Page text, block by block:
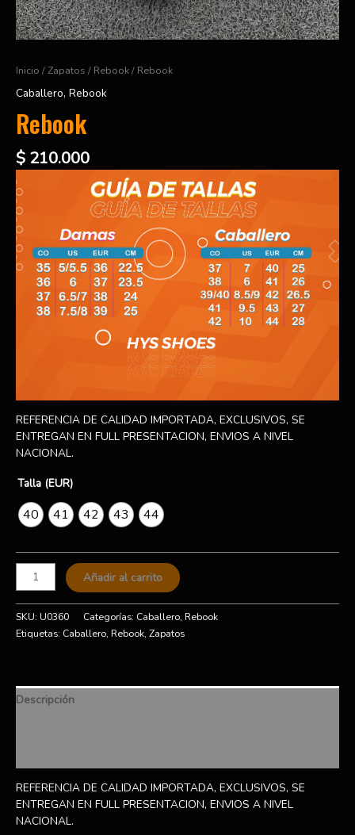
Inicio /Zapatos / Rebook/ Rebook
Caballero, Rebook
Rebook
$ 210.000
REFERENCIA DE CALIDAD IMPORTADA, EXCLUSIVOS, SE
ENTREGAN EN FULL PRESENTACION, ENVIOS A NIVEL
NACIONAL.
Talla (EUR)
40 41 42 43 44
Añadir al carrito
SKU: U0360 Categorías: Caballero, Rebook
Etiquetas: Caballero, Rebook, Zapatos
Descripción
REFERENCIA DE CALIDAD IMPORTADA, EXCLUSIVOS, SE
ENTREGAN EN FULL PRESENTACION, ENVIOS A NIVEL
NACIONAL.